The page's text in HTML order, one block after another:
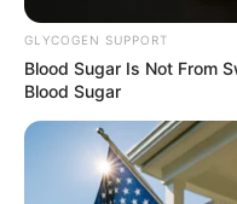
Think Your Crush
BRAINBERRIES
GLYCOGEN SUPPORT
Blood Sugar Is Not From
Blood Sugar